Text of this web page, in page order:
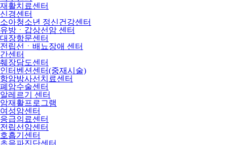
재활치료센터
신경센터
소아청소년 정신건강센터
유방ㆍ갑상선암 센터
대장항문센터
전립선ㆍ배뇨장애 센터
간센터
췌장담도센터
인터벤션센터(중재시술)
항암방사선치료센터
폐암수술센터
알레르기 센터
암재활프로그램
여성암센터
응급의료센터
전립선암센터
호흡기센터